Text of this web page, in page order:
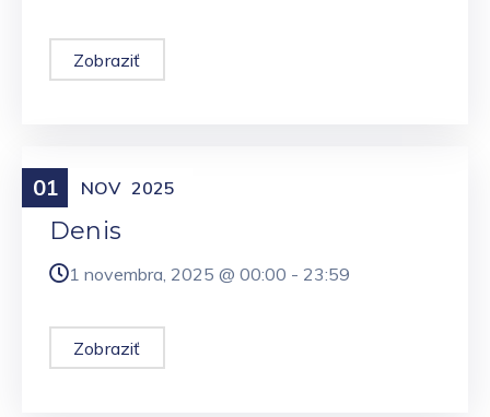
Zobraziť
01 NOV 2025
Meniny
Denis
1 novembra, 2025 @ 00:00 - 23:59
Zobraziť